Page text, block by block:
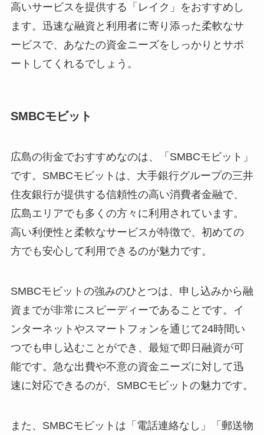
高いサービスを提供する「レイク」をおすすめし
ます。迅速な融資と利用者に寄り添った柔軟なサ
ービスで、あなたの資金ニーズをしっかりとサポ
ートしてくれるでしょう。
SMBCモビット
広島の街金でおすすめなのは、「SMBCモビット」
です。SMBCモビットは、大手銀行グループの三井
住友銀行が提供する信頼性の高い消費者金融で、
広島エリアでも多くの方々に利用されています。
高い利便性と柔軟なサービスが特徴で、初めての
方でも安心して利用できるのが魅力です。
SMBCモビットの強みのひとつは、申し込みから融
資までが非常にスピーディーであることです。イ
ンターネットやスマートフォンを通じて24時間い
つでも申し込むことができ、最短で即日融資が可
能です。急な出費や不意の資金ニーズに対して迅
速に対応できるのが、SMBCモビットの魅力です。
また、SMBCモビットは「電話連絡なし」「郵送物